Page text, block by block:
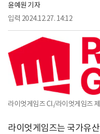
윤예원 기자
입력 2024.12.27. 14:12
라이엇게임즈 CI./라이엇게임즈
라이엇게임즈는 국가유